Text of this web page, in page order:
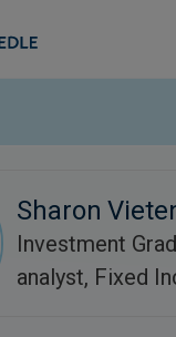
Sharon
Investment
analyst, Fixed